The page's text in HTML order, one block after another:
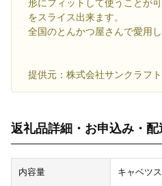
形にフィットして使うことが
をスライス出来ます。
全国のとんかつ屋さんで愛用し
提供元：株式会社サンクラフト
返礼品詳細・お申込み・配
内容量 キャベツ